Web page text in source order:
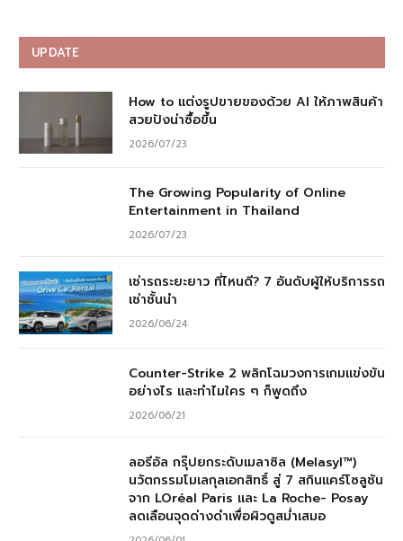
UPDATE
How to แต่งรูปขายของด้วย AI ให้ภาพสินค้า
สวยปังน่าซื้อขึ้น
2026/07/23
The Growing Popularity of Online
Entertainment in Thailand
2026/07/23
เช่ารถระยะยาว ที่ไหนดี? 7 อันดับผู้ให้บริการรถ
เช่าชั้นนำ
2026/06/24
Counter-Strike 2 พลิกโฉมวงการเกมแข่งขัน
อย่างไร และทำไมใคร ๆ ก็พูดถึง
2026/06/21
ลอรีอัล กรุ๊ปยกระดับเมลาซิล (Melasyl™)
นวัตกรรมโมเลกุลเอกสิทธิ์ สู่ 7 สกินแคร์โซลูชัน
จาก LOréal Paris และ La Roche- Posay
ลดเลือนจุดด่างดำเพื่อผิวดูสม่ำเสมอ